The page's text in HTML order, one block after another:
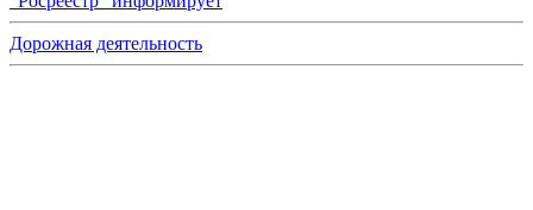
Дорожная деятельность